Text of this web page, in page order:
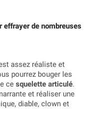
effrayer de nombreuses
assez réaliste et
pourrez bouger les
ce squelette articulé.
et réaliser une
diable, clown et